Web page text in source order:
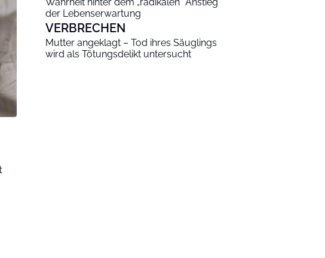
der Lebenserwartung
VERBRECHEN
Mutter angeklagt – Tod ihres Säuglings
wird als Tötungsdelikt untersucht